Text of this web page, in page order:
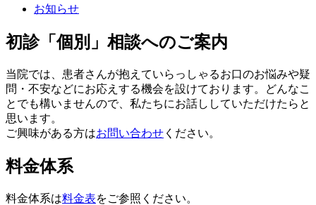
お知らせ
初診「個別」相談へのご案内
当院では、患者さんが抱えていらっしゃるお口のお悩みや疑
問・不安などにお応えする機会を設けております。どんなこ
とでも構いませんので、私たちにお話ししていただけたらと
思います。
ご興味がある方はお問い合わせ ください。
料金体系
料金体系は料金表をご参照ください。